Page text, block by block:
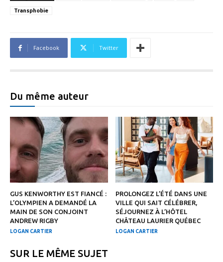
Transphobie
Facebook Twitter
Du même auteur
GUS KENWORTHY EST FIANCÉ :
L’OLYMPIEN A DEMANDÉ LA
MAIN DE SON CONJOINT
ANDREW RIGBY
LOGAN CARTIER
PROLONGEZ L’ÉTÉ DANS UNE
VILLE QUI SAIT CÉLÉBRER,
SÉJOURNEZ À L’HÔTEL
CHÂTEAU LAURIER QUÉBEC
LOGAN CARTIER
SUR LE MÊME SUJET